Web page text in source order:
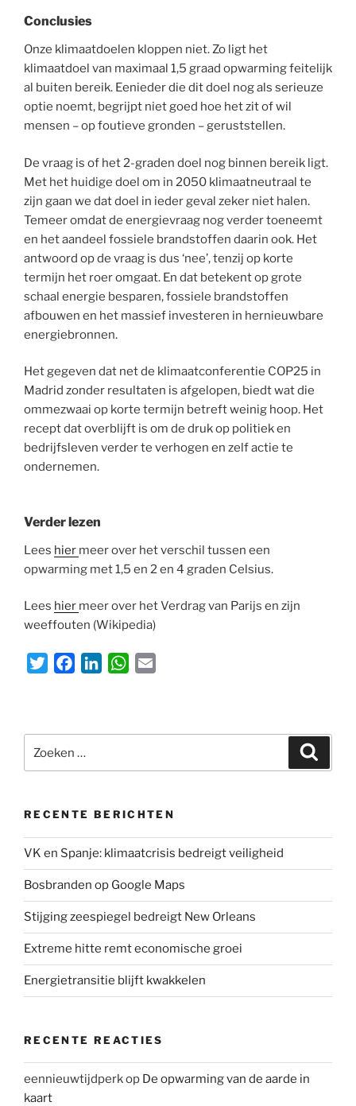
Conclusies
Onze klimaatdoelen kloppen niet. Zo ligt het
klimaatdoel van maximaal 1,5 graad opwarming feitelijk
al buiten bereik. Eenieder die dit doel nog als serieuze
optie noemt, begrijpt niet goed hoe het zit of wil
mensen – op foutieve gronden – geruststellen.
De vraag is of het 2-graden doel nog binnen bereik ligt.
Met het huidige doel om in 2050 klimaatneutraal te
zijn gaan we dat doel in ieder geval zeker niet halen.
Temeer omdat de energievraag nog verder toeneemt
en het aandeel fossiele brandstoffen daarin ook. Het
antwoord op de vraag is dus ‘nee’, tenzij op korte
termijn het roer omgaat. En dat betekent op grote
schaal energie besparen, fossiele brandstoffen
afbouwen en het massief investeren in hernieuwbare
energiebronnen.
Het gegeven dat net de klimaatconferentie COP25 in
Madrid zonder resultaten is afgelopen, biedt wat die
ommezwaai op korte termijn betreft weinig hoop. Het
recept dat overblijft is om de druk op politiek en
bedrijfsleven verder te verhogen en zelf actie te
ondernemen.
Verder lezen
Lees hier meer over het verschil tussen een
opwarming met 1,5 en 2 en 4 graden Celsius.
Lees hier meer over het Verdrag van Parijs en zijn
weeffouten (Wikipedia)
k
n
W
p
naar:
RECENTE BERICHTEN
VK en Spanje: klimaatcrisis bedreigt veiligheid
Bosbranden op Google Maps
Stijging zeespiegel bedreigt New Orleans
Extreme hitte remt economische groei
Energietransitie blijft kwakkelen
RECENTE REACTIES
eennieuwtijdperkop De opwarming van de aarde in
kaart